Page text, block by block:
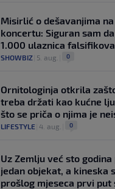
Misirlić o dešavanjima
koncertu: Siguran sam
1.000 ulaznica
SHOWBIZ 5. aug. 0
Ornitologinja otkrila
treba držati kao kućne
što se priča o njima je
LIFESTYLE 4. aug. 0
Uz Zemlju već sto
jedan objekat, a kineska
prošlog mjeseca prvi put